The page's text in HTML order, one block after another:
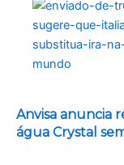
Anvisa anuncia
água Crystal